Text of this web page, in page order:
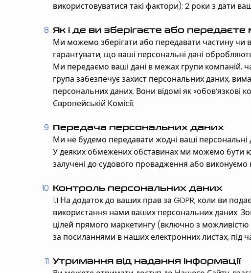
використовуватися такі фактори): 2 роки з дати
Як і де ви зберігаєте або передаєте
Ми можемо зберігати або передавати частину чи
гарантувати, що ваші персональні дані
Ми передаємо ваші дані в межах групи компаній,
група забезпечує захист персональних даних,
персональних даних. Вони відомі як «обов’язкові
Європейській Комісії.
Передача персональних даних
Ми не будемо передавати жодні ваші
У деяких обмежених обставинах ми можемо бути
залучені до судового провадження або
Контроль персональних даних
1.1 На додаток до ваших прав за GDPR, коли ви
використання нами ваших персональних даних.
цілей прямого маркетингу (включно з
за посиланнями в наших електронних листах,
Утримання від надання інформації